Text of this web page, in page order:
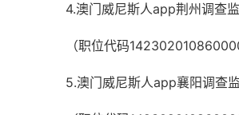
4.澳门威尼斯人app荆州调查
（职位代码
5.澳门威尼斯人app襄阳调查